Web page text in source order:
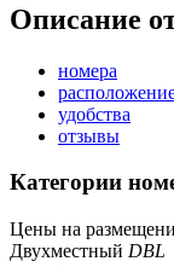
Описание
номера
удобства
отзывы
Категории
Цены на
Двухместный DBL